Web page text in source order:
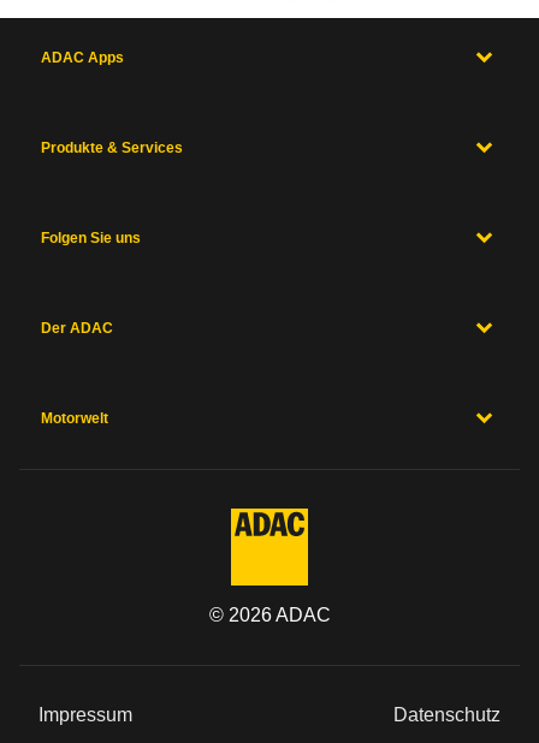
ADAC Apps
Produkte & Services
Folgen Sie uns
Der ADAC
Motorwelt
© 2026ADAC
Impressum Datenschutz